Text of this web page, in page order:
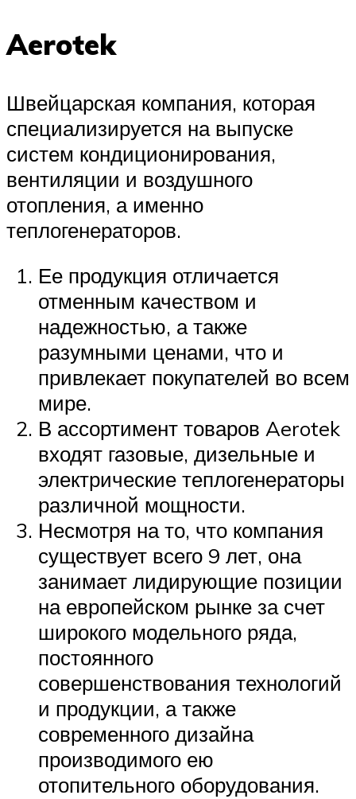
Aerotek
Швейцарская компания, которая
специализируется на выпуске
систем кондиционирования,
вентиляции и воздушного
отопления, а именно
теплогенераторов.
Ее продукция отличается
отменным качеством и
надежностью, а также
разумными ценами, что и
привлекает покупателей во всем
мире.
В ассортимент товаров Aerotek
входят газовые, дизельные и
электрические теплогенераторы
различной мощности.
Несмотря на то, что компания
существует всего 9 лет, она
занимает лидирующие позиции
на европейском рынке за счет
широкого модельного ряда,
постоянного
совершенствования технологий
и продукции, а также
современного дизайна
производимого ею
отопительного оборудования.